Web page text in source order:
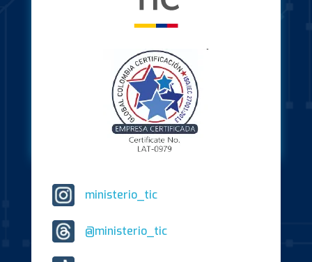
ministerio_tic
@ministerio_tic